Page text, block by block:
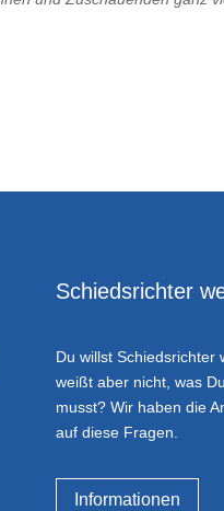
Schiedsrichter
Du willst Schiedsrichter
weißt aber nicht, was
musst? Wir haben die
auf diese Fragen.
Informationen